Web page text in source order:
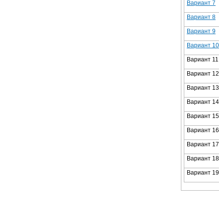
Вариант 7
Вариант 8
Вариант 9
Вариант 10
Вариант 11
Вариант 12
Вариант 13
Вариант 14
Вариант 15
Вариант 16
Вариант 17
Вариант 18
Вариант 19